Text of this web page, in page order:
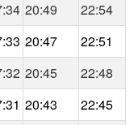
20:49
22:54
20:47
22:51
20:45
22:48
20:43
22:45